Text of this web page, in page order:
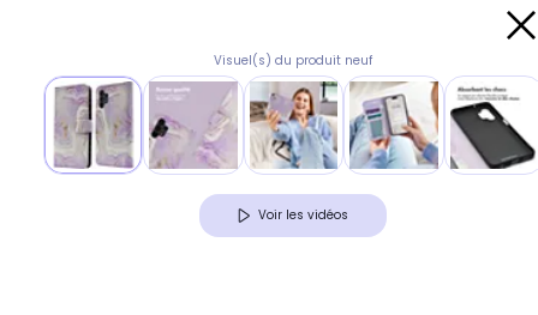
Visuel(s) du produit neuf
Voir les vidéos